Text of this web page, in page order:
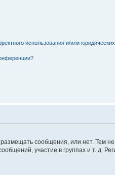
использования и/или
сообщения, или нет. Тем
участие в группах и т. д.